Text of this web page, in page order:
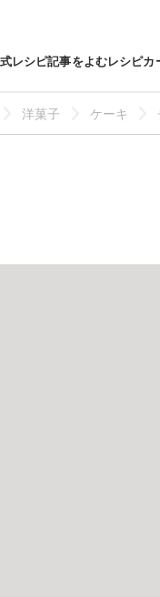
レシピ記事をよむレシピカ
洋菓子 ケーキ